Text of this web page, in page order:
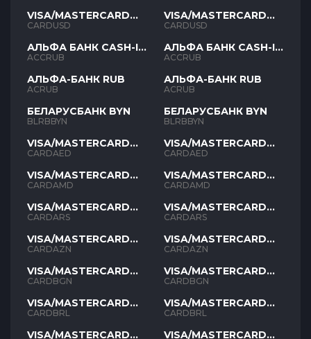
VISA/MASTERCARD
USD
CARDUSD
АЛЬФА БАНК CASH-IN
RUB
ACCRUB
АЛЬФА-БАНК RUB
ACRUB
БЕЛАРУСБАНК BYN
BLRBBYN
VISA/MASTERCARD
AED
CARDAED
VISA/MASTERCARD
AMD
CARDAMD
VISA/MASTERCARD
ARS
CARDARS
VISA/MASTERCARD
AZN
CARDAZN
VISA/MASTERCARD
BGN
CARDBGN
VISA/MASTERCARD
BRL
CARDBRL
VISA/MASTERCARD
VISA/MASTERCARD
USD
CARDUSD
АЛЬФА БАНК CASH-IN
RUB
ACCRUB
АЛЬФА-БАНК RUB
ACRUB
БЕЛАРУСБАНК BYN
BLRBBYN
VISA/MASTERCARD
AED
CARDAED
VISA/MASTERCARD
AMD
CARDAMD
VISA/MASTERCARD
ARS
CARDARS
VISA/MASTERCARD
AZN
CARDAZN
VISA/MASTERCARD
BGN
CARDBGN
VISA/MASTERCARD
BRL
CARDBRL
VISA/MASTERCARD